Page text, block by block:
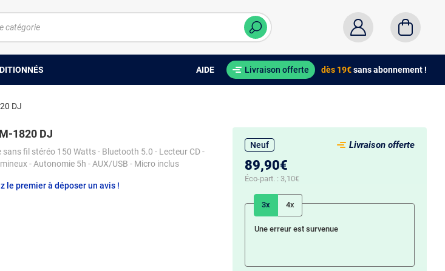
AIDE Livraison offerte dès 19€sans abonnement !
DJ
1820 DJ
sans fil stéréo 150 Watts - Bluetooth 5.0 - Lecteur CD -
- Autonomie 5h - AUX/USB - Micro inclus
le premier à déposer un avis !
Neuf
89,90€
Éco-part. : 3,10€
3x 4x
Une erreur est survenue
Livraison offerte